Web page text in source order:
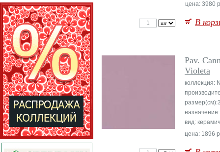
цена: 3980
В
Pav.
Violeta
коллекция:
вид:
цена: 1896